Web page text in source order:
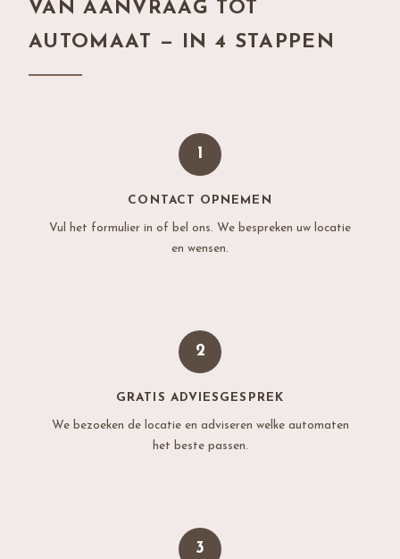
VAN AANVRAAG TOT
AUTOMAAT — IN 4 STAPPEN
1
CONTACT OPNEMEN
Vul het formulier in of bel ons. We bespreken uw locatie
en wensen.
2
GRATIS ADVIESGESPREK
We bezoeken de locatie en adviseren welke automaten
het beste passen.
3